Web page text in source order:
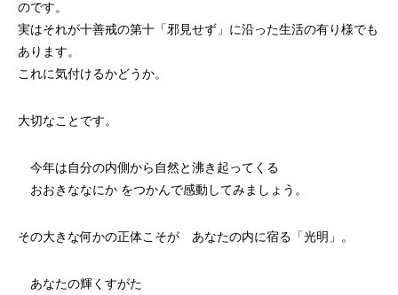
のです。
実はそれが十善戒の第十「邪見せず」に沿った生活の有り様でも
あります。
これに気付けるかどうか。
大切なことです。
今年は自分の内側から自然と沸き起ってくる
おおきななにか をつかんで感動してみましょう。
その大きな何かの正体こそが あなたの内に宿る「光明」。
あなたの輝くすがた